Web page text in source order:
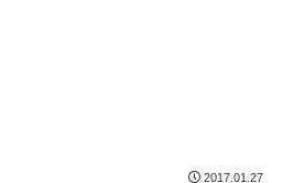
2017.01.27